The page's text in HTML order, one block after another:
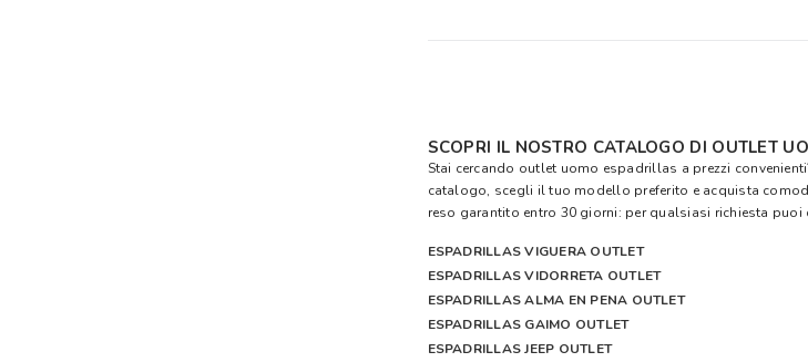
SCOPRI IL NOSTRO CATALOGO DI OUTLET
Stai cercando outlet uomo espadrillas a prezzi
catalogo, scegli il tuo modello preferito e acquista
reso garantito entro 30 giorni: per qualsiasi richiesta
ESPADRILLAS VIGUERA OUTLET
ESPADRILLAS VIDORRETA OUTLET
ESPADRILLAS ALMA EN PENA OUTLET
ESPADRILLAS GAIMO OUTLET
ESPADRILLAS JEEP OUTLET